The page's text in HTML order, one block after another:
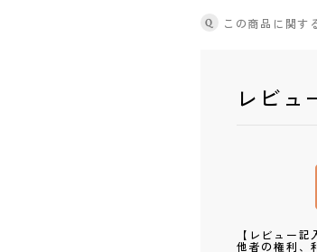
Q この商品に関す
レビュ
【レビュー
他者の権利、